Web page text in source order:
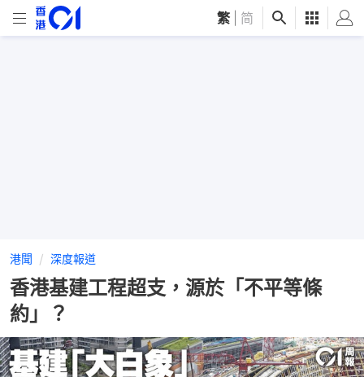
繁 简
港聞 深度報道
香港基建工程超支，源於「不平等條
約」？